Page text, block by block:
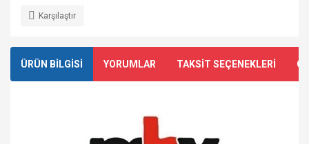
Karşılaştır
ÜRÜN BİLGİSİ YORUMLAR TAKSİT SEÇENEKLERİ